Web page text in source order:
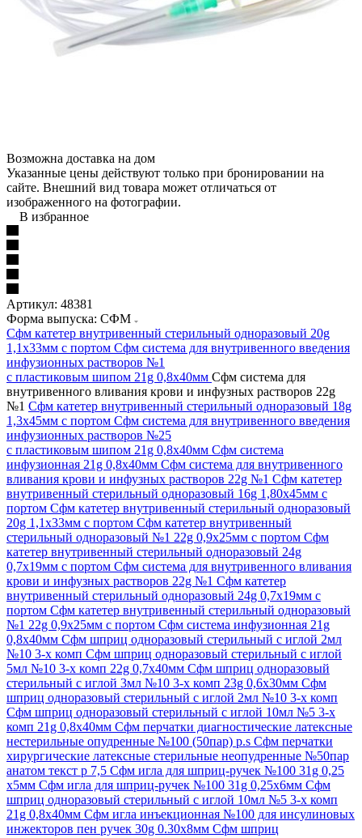
Возможна доставка на дом
Указанные цены действуют только при бронировании на
сайте. Внешний вид товара может отличаться от
изображенного на фотографии.
В избранное
Артикул: 48381
Форма выпуска: СФМ
Сфм катетер внутривенный стерильный одноразовый 20g
1,1х33мм с портом Сфм система для внутривенного введения
инфузионных растворов №1
с пластиковым шипом 21g 0,8х40мм Сфм система для
внутривенного вливания крови и инфузных растворов 22g
№1 Сфм катетер внутривенный стерильный одноразовый 18g
1,3х45мм с портом Сфм система для внутривенного введения
инфузионных растворов №25
с пластиковым шипом 21g 0,8х40мм Сфм система
инфузионная 21g 0,8х40мм Сфм система для внутривенного
вливания крови и инфузных растворов 22g №1 Сфм катетер
внутривенный стерильный одноразовый 16g 1,80х45мм с
портом Сфм катетер внутривенный стерильный одноразовый
20g 1,1х33мм с портом Сфм катетер внутривенный
стерильный одноразовый №1 22g 0,9х25мм с портом Сфм
катетер внутривенный стерильный одноразовый 24g
0,7х19мм с портом Сфм система для внутривенного вливания
крови и инфузных растворов 22g №1 Сфм катетер
внутривенный стерильный одноразовый 24g 0,7х19мм с
портом Сфм катетер внутривенный стерильный одноразовый
№1 22g 0,9х25мм с портом Сфм система инфузионная 21g
0,8х40мм Сфм шприц одноразовый стерильный с иглой 2мл
№10 3-х комп Сфм шприц одноразовый стерильный с иглой
5мл №10 3-х комп 22g 0,7х40мм Сфм шприц одноразовый
стерильный с иглой 3мл №10 3-х комп 23g 0,6х30мм Сфм
шприц одноразовый стерильный с иглой 2мл №10 3-х комп
Сфм шприц одноразовый стерильный с иглой 10мл №5 3-х
комп 21g 0,8х40мм Сфм перчатки диагностические латексные
нестерильные опудренные №100 (50пар) р.s Сфм перчатки
хирургические латексные стерильные неопудренные №50пар
анатом текст р 7,5 Сфм игла для шприц-ручек №100 31g 0,25
х5мм Сфм игла для шприц-ручек №100 31g 0,25х6мм Сфм
шприц одноразовый стерильный с иглой 10мл №5 3-х комп
21g 0,8х40мм Сфм игла инъекционная №100 для инсулиновых
инжекторов пен ручек 30g 0.30х8мм Сфм шприц